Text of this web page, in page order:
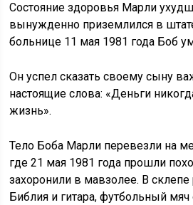
Состояние здоровья Марли
вынужденно приземлился в
больнице 11 мая 1981 года Боб
Он успел сказать своему сыну
настоящие слова: «Деньги
жизнь».
Тело Боба Марли перевезли на
где 21 мая 1981 года прошли
захоронили в мавзолее. В
Библия и гитара, футбольный